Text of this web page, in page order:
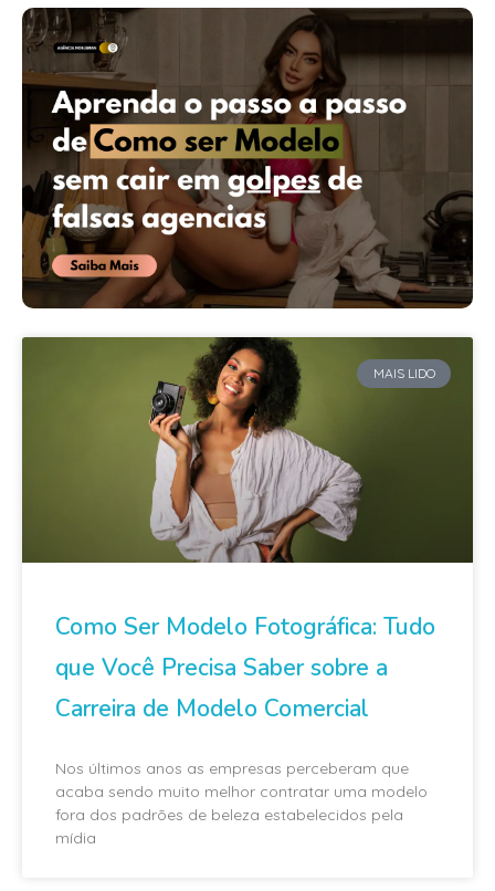
MAIS LIDO
Como Ser Modelo Fotográfica: Tudo
que Você Precisa Saber sobre a
Carreira de Modelo Comercial
Nos últimos anos as empresas perceberam que
acaba sendo muito melhor contratar uma modelo
fora dos padrões de beleza estabelecidos pela
mídia